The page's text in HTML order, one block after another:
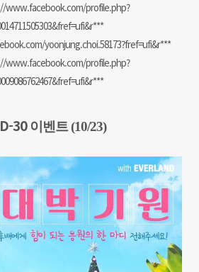
www.facebook.com/profile.php?
yoonjung.choi.58173?fref=ufi&r***
www.facebook.com/profile.php?
30이벤트 (10/23)